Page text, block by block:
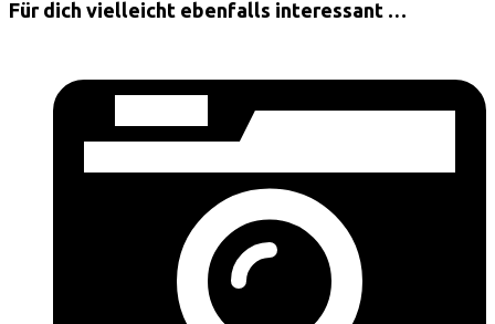
Für dich vielleicht ebenfalls interessant …